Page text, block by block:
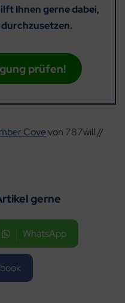
Ihnen gerne dabei,
prüfen!
Covevon 787will //
gerne
WhatsApp